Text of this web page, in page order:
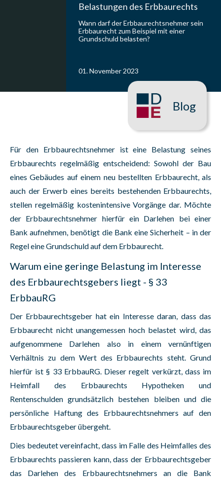
Belastungen des Erbbaurechts
Wann darf der Erbbaurechtsnehmer sein
Erbbaurecht zum Beispiel mit einer
Grundschuld belasten?
01. November 2023
Blog
Für den Erbbaurechtsnehmer ist eine Belastung seines
Erbbaurechts regelmäßig entscheidend: Sowohl der Bau
eines Gebäudes auf einem neu bestellten Erbbaurecht, als
auch der Erwerb eines bereits bestehenden Erbbaurechts,
stellen regelmäßig kostenintensive Vorgänge dar. Möchte
der Erbbaurechtsnehmer hierfür ein Darlehen bei einer
Bank aufnehmen, benötigt die Bank eine Sicherheit – in der
Regel eine Grundschuld auf dem Erbbaurecht.
Warum eine geringe Belastung im Interesse
des Erbbaurechtsgebers liegt - § 33
ErbbauRG
Der Erbbaurechtsgeber hat ein Interesse daran, dass das
Erbbaurecht nicht unangemessen hoch belastet wird, das
aufgenommene Darlehen also in einem vernünftigen
Verhältnis zu dem Wert des Erbbaurechts steht. Grund
hierfür ist § 33 ErbbauRG. Dieser regelt verkürzt, dass im
Heimfall des Erbbaurechts Hypotheken und
Rentenschulden grundsätzlich bestehen bleiben und die
persönliche Haftung des Erbbaurechtsnehmers auf den
Erbbaurechtsgeber übergeht.
Dies bedeutet vereinfacht, dass im Falle des Heimfalles des
Erbbaurechts passieren kann, dass der Erbbaurechtsgeber
das Darlehen des Erbbaurechtsnehmers an die Bank